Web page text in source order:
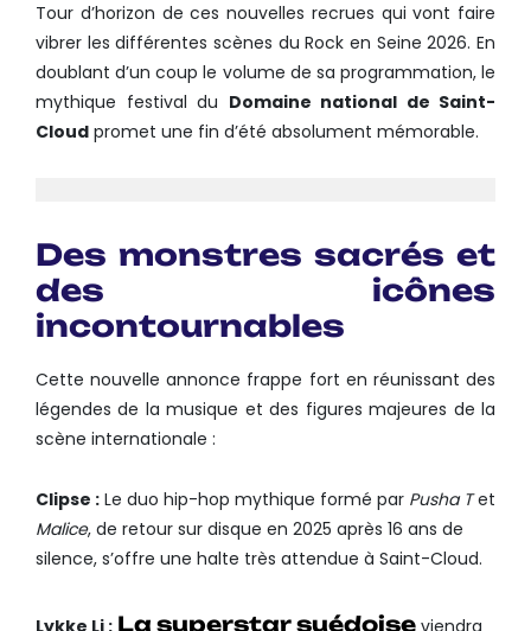
Tour d’horizon de ces nouvelles recrues qui vont faire
vibrer les différentes scènes du Rock en Seine 2026. En
doublant d’un coup le volume de sa programmation, le
mythique festival du Domaine national de Saint-
Cloud promet une fin d’été absolument mémorable.
Des monstres sacrés et
des icônes
incontournables
Cette nouvelle annonce frappe fort en réunissant des
légendes de la musique et des figures majeures de la
scène internationale :
Clipse : Le duo hip-hop mythique formé par Pusha Tet
Malice, de retour sur disque en 2025 après 16 ans de
silence, s’offre une halte très attendue à Saint-Cloud.
La superstar suédoise